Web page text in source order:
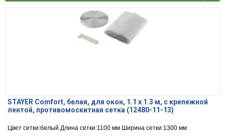
STAYER Comfort, белая, для окон, 1.1 х 1.3 м, с крепежной
лентой, противомоскитная сетка (12480-11-13)
Цвет сетки:белый Длина сетки:1100 мм Ширина сетки:1300 мм